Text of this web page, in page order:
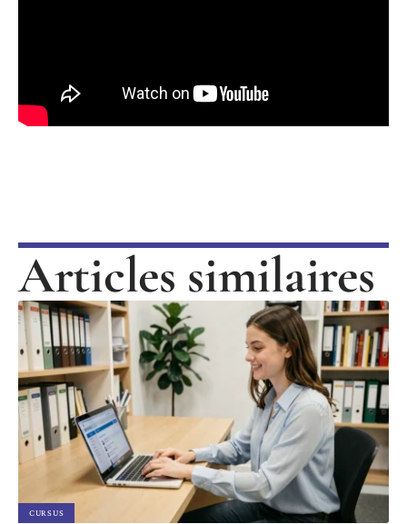
Articles similaires
CURSUS